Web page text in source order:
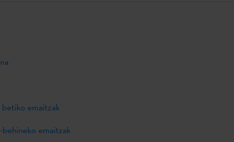
emaitzak
emaitzak